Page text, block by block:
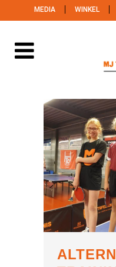
MEDIA | WINKEL |